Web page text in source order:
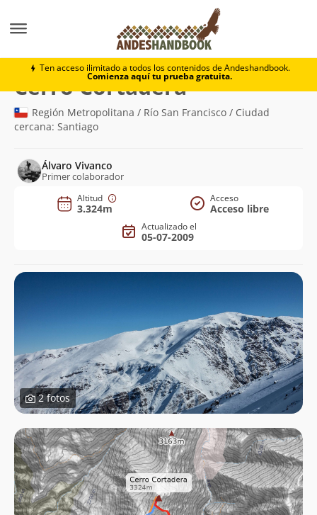
Ten acceso ilimitado a todos los contenidos de Andeshandbook.
Comienza aquí tu prueba gratuita.
Cerro Cortadera
Cerro Cortadera(3.324m)
Región Metropolitana / Río San Francisco / Ciudad
cercana: Santiago
Álvaro Vivanco
Primer colaborador
Altitud
3.324m
Acceso
Acceso libre
Actualizado el
05-07-2009
2 fotos